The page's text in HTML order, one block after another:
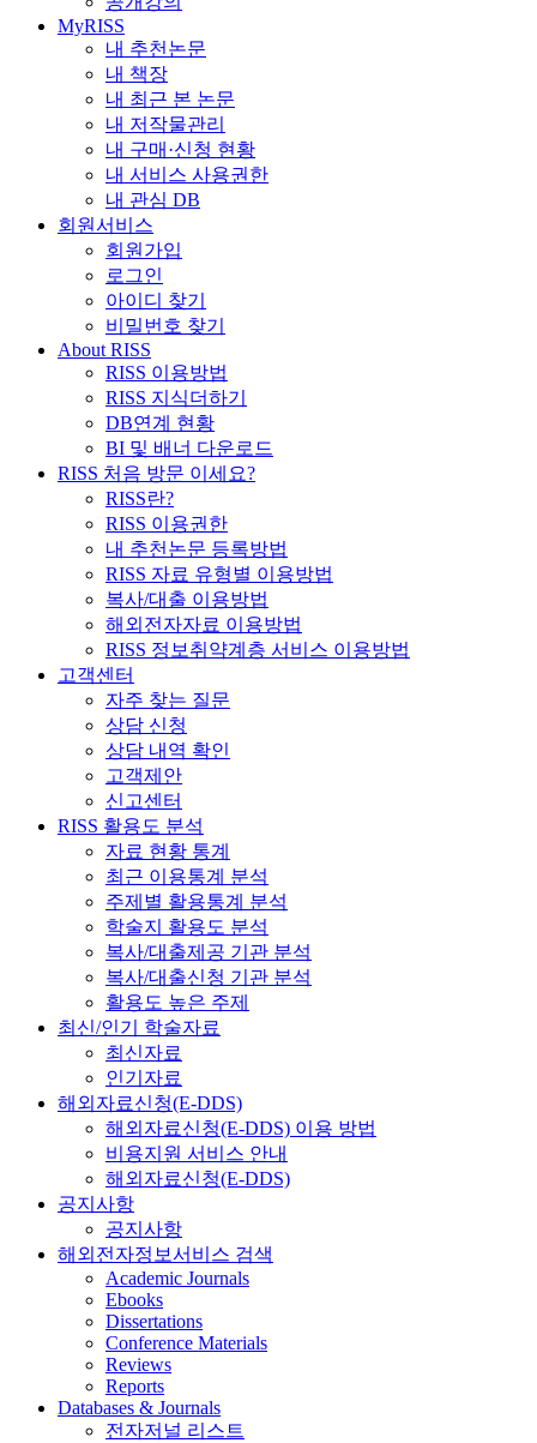
MyRISS
내 추천논문
내 책장
내 최근 본 논문
내 저작물관리
내 구매·신청 현황
내 서비스 사용권한
내 관심 DB
회원서비스
회원가입
로그인
아이디 찾기
비밀번호 찾기
About RISS
RISS 이용방법
RISS 지식더하기
DB연계 현황
BI 및 배너 다운로드
RISS 처음 방문 이세요?
RISS란?
RISS 이용권한
내 추천논문 등록방법
RISS 자료 유형별 이용방법
복사/대출 이용방법
해외전자자료 이용방법
RISS 정보취약계층 서비스 이용방법
고객센터
자주 찾는 질문
상담 신청
상담 내역 확인
고객제안
신고센터
RISS 활용도 분석
자료 현황 통계
최근 이용통계 분석
주제별 활용통계 분석
학술지 활용도 분석
복사/대출제공 기관 분석
복사/대출신청 기관 분석
활용도 높은 주제
최신/인기 학술자료
최신자료
인기자료
해외자료신청(E-DDS)
해외자료신청(E-DDS) 이용 방법
비용지원 서비스 안내
해외자료신청(E-DDS)
공지사항
공지사항
해외전자정보서비스 검색
Academic Journals
Ebooks
Dissertations
Conference Materials
Reviews
Reports
Databases & Journals
전자저널 리스트